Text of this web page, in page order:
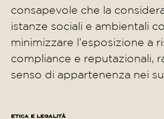
consapevole che la
istanze sociali e ambientali
minimizzare l’esposizione a
compliance e reputazionali,
senso di appartenenza nei
ETICA E LEGALITÀ